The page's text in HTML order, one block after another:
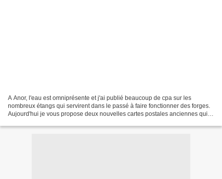
A Anor, l'eau est omniprésente et j'ai publié beaucoup de cpa sur les
nombreux étangs qui servirent dans le passé à faire fonctionner des forges.
Aujourd'hui je vous propose deux nouvelles cartes postales anciennes qui